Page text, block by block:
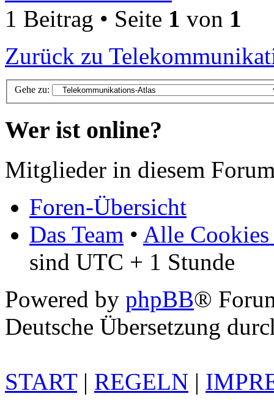
1 Beitrag • Seite 1 von 1
Zurück zu
Gehe zu:
Wer ist online?
Mitglieder in diesem
Foren-Übersicht
Das Team • Alle Cookies
sind UTC + 1 Stunde
Powered by phpBB®
Deutsche Übersetzung
START| REGELN |